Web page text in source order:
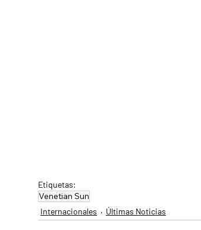
Etiquetas:
Venetian Sun
Internacionales Últimas Noticias